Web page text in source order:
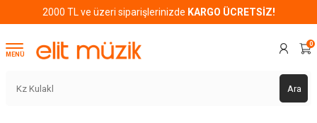
2000 TL ve üzeri siparişlerinizde KARGO ÜCRETSİZ!
MENÜ
Ara
0